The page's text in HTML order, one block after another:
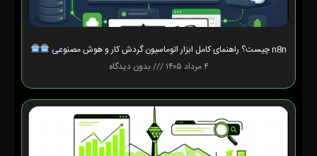
n8n چیست؟ راهنمای کامل ابزار اتوماسیون گردش کار و هوش مصنوعی
۴ مرداد ۱۴۰۵
بدون دیدگاه